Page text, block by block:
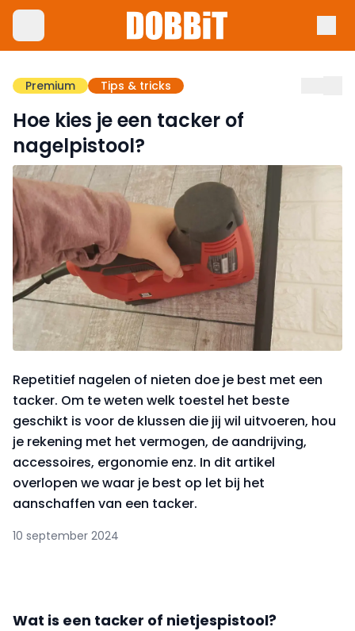
Premium Tips & tricks
Hoe kies je een tacker of
nagelpistool?
Repetitief nagelen of nieten doe je best met een
tacker. Om te weten welk toestel het beste
geschikt is voor de klussen die jij wil uitvoeren, hou
je rekening met het vermogen, de aandrijving,
accessoires, ergonomie enz. In dit artikel
overlopen we waar je best op let bij het
aanschaffen van een tacker.
10 september 2024
Wat is een tacker of nietjespistool?